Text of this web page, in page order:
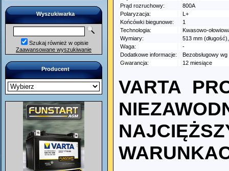
Wyszukiwarka
Szukaj również w opisie
Zaawansowane wyszukiwanie
Producent
Prąd rozruchowy:
800A
Polaryzacja:
L+
Końcówki biegunowe:
1
Technologia:
Kwasowo-
Wymiary:
513 mm
Waga:
-
Dodatkowe informacje:
Bezobsługowy
Gwarancja:
12 miesiące
VARTA